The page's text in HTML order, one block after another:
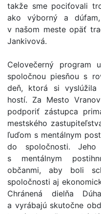
takže sme pociťovali
ako výborný a
v našom meste opäť
Jankivová.
Celovečerný program
spoločnou piesňou s
deň, ktorá si vyslúžila
hostí. Za Mesto
podporiť zástupca
mestského
ľuďom s mentálnym
do spoločnosti.
s mentálnym
občanmi, aby boli
spoločnosti aj
Chránená dielňa
a vyrábajú skutočne